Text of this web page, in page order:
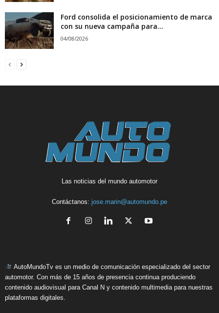
Ford consolida el posicionamiento de marca
con su nueva campaña para...
04/08/2026
Las noticias del mundo automotor
Contáctanos: jose.marin@automundo.pe
AutoMundoTv es un medio de comunicación especializado del sector
automotor. Con más de 15 años de presencia continua produciendo
contenido audiovisual para Canal N y contenido multimedia para nuestras
plataformas digitales.